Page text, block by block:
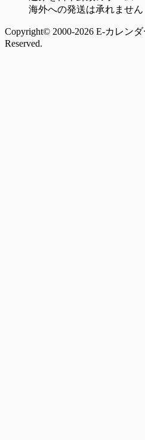
海外への発送は承れません
Copyright© 2000-2026 E-カレン
Reserved.